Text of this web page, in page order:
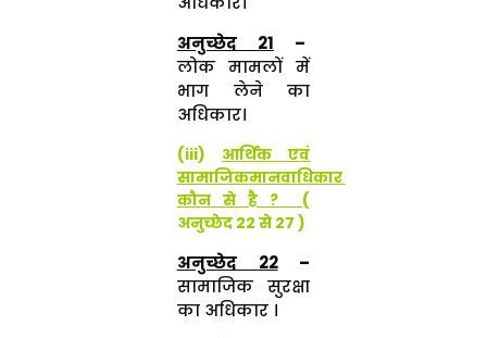
अनुच्छेद 21 –
लोक मामलों में
भाग लेने का
अधिकार।
(iii) आर्थिक एवं
सामाजिकमानवाधिकार
कौन से है ? (
अनुच्छेद 22 से 27 )
अनुच्छेद 22–
सामाजिक सुरक्षा
का अधिकार ।